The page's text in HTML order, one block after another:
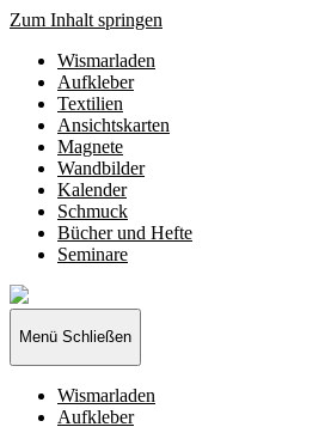
Zum Inhalt springen
Wismarladen
Aufkleber
Textilien
Ansichtskarten
Magnete
Wandbilder
Kalender
Schmuck
Bücher und Hefte
Seminare
Wismarladen
-
deine
Produzentengemeinschaft
Menü Schließen
Wismarladen
Aufkleber